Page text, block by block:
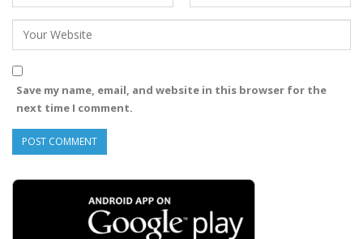
Save my name, email, and website in this browser for the
next time I comment.